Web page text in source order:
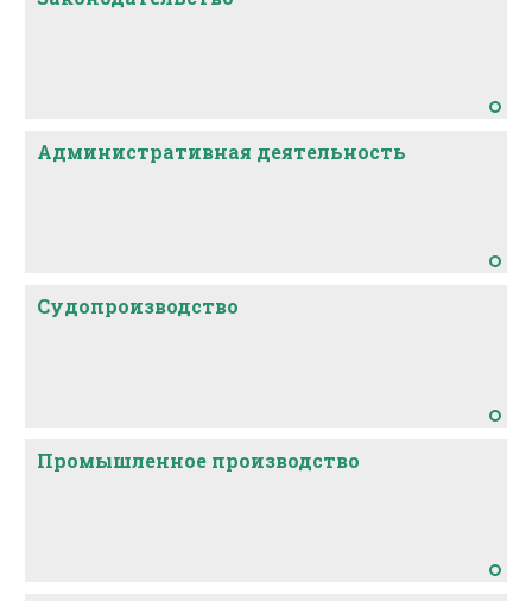
Административная деятельность
Судопроизводство
Промышленное производство